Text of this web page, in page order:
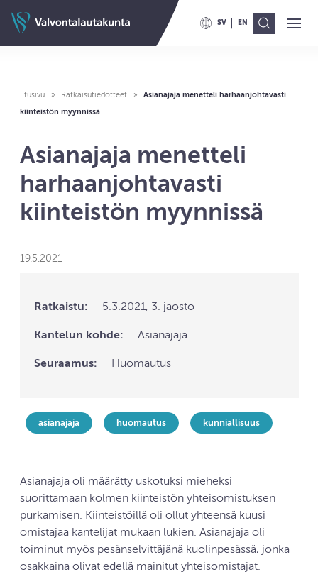
Valvontalautakunnan etusivulleSV
VAIHDA KIELELLE SWITCH
EN
VAIHDA KIELELLE
Etusivu Ratkaisutiedotteet
Asianajaja menetteli harhaanjohtavasti
kiinteistön myynnissä
Asianajaja menetteli
harhaanjohtavasti
kiinteistön myynnissä
19.5.2021
Ratkaistu: 5.3.2021, 3. jaosto
Kantelun kohde: Asianajaja
Seuraamus: Huomautus
asianajaja huomautus kunniallisuus
Asianajaja oli määrätty uskotuksi mieheksi
suorittamaan kolmen kiinteistön yhteisomistuksen
purkamisen. Kiinteistöillä oli ollut yhteensä kuusi
omistajaa kantelijat mukaan lukien. Asianajaja oli
toiminut myös pesänselvittäjänä kuolinpesässä, jonka
osakkaina olivat edellä mainitut yhteisomistajat.